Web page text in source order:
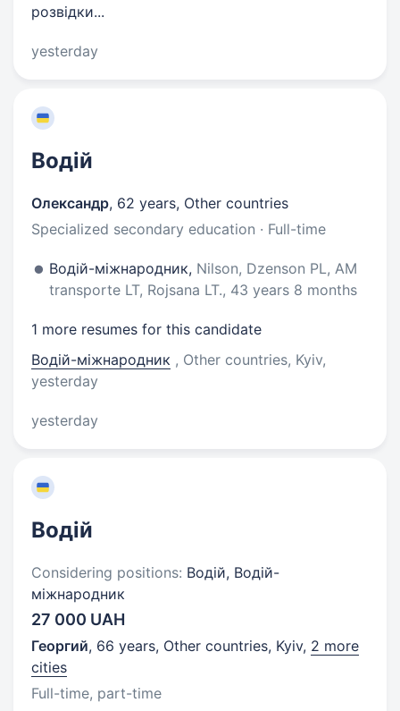
розвідки...
yesterday
Водій
Олександр, 62 years, Other countries
Specialized secondary education · Full-time
Водій-міжнародник, Nilson, Dzenson PL, AM
transporte LT, Rojsana LT., 43 years 8 months
1 more resumes for this candidate
Водій-міжнародник , Other countries, Kyiv,
yesterday
yesterday
Водій
Considering positions: Водій, Водій-
міжнародник
27 000 UAH
Георгий, 66 years, Other countries, Kyiv, 2 more
cities
Full-time, part-time